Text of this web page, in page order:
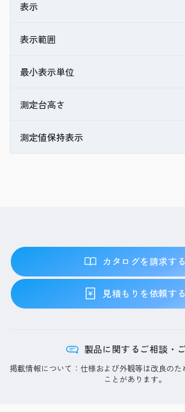
表示
表示範囲
最小表示単位
測定台高さ
測定値保持表示
カタログを請求する
見積もりを依頼する
製品に関するご相談・
掲載情報について：仕様および外観等は改良のた
ことがあります。